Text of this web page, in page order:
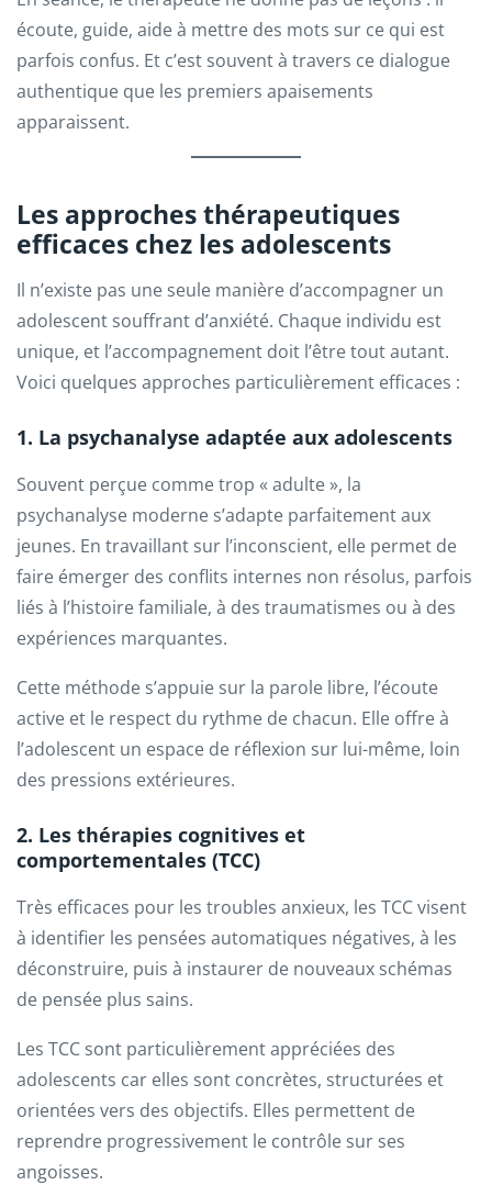
écoute, guide, aide à mettre des mots sur ce qui est
parfois confus. Et c’est souvent à travers ce dialogue
authentique que les premiers apaisements
apparaissent.
Les approches thérapeutiques
efficaces chez les adolescents
Il n’existe pas une seule manière d’accompagner un
adolescent souffrant d’anxiété. Chaque individu est
unique, et l’accompagnement doit l’être tout autant.
Voici quelques approches particulièrement efficaces :
1. La psychanalyse adaptée aux adolescents
Souvent perçue comme trop « adulte », la
psychanalyse moderne s’adapte parfaitement aux
jeunes. En travaillant sur l’inconscient, elle permet de
faire émerger des conflits internes non résolus, parfois
liés à l’histoire familiale, à des traumatismes ou à des
expériences marquantes.
Cette méthode s’appuie sur la parole libre, l’écoute
active et le respect du rythme de chacun. Elle offre à
l’adolescent un espace de réflexion sur lui-même, loin
des pressions extérieures.
2. Les thérapies cognitives et
comportementales (TCC)
Très efficaces pour les troubles anxieux, les TCC visent
à identifier les pensées automatiques négatives, à les
déconstruire, puis à instaurer de nouveaux schémas
de pensée plus sains.
Les TCC sont particulièrement appréciées des
adolescents car elles sont concrètes, structurées et
orientées vers des objectifs. Elles permettent de
reprendre progressivement le contrôle sur ses
angoisses.